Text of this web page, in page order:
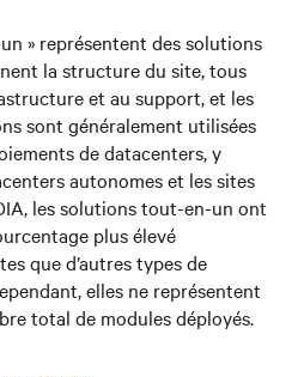
» représentent des solutions
la structure du site, tous
et au support, et les
sont généralement utilisées
de datacenters, y
autonomes et les sites
les solutions tout-en-un ont
plus élevé
que d’autres types de
elles ne représentent
total de modules déployés.